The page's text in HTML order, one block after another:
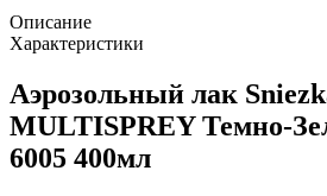
Описание
Характеристики
Аэрозольный лак
MULTISPREY Темно-
6005 400мл